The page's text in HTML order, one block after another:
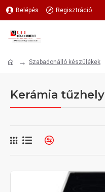
Belépés Regisztráció
Szabadonálló készülékek
Kerámia tűzhely